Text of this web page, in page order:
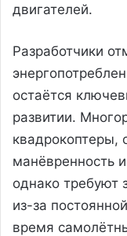
двигателей.
Разработчики
остаётся
развитии.
квадрокоптеры,
манёвренность
однако требуют
из-за
время